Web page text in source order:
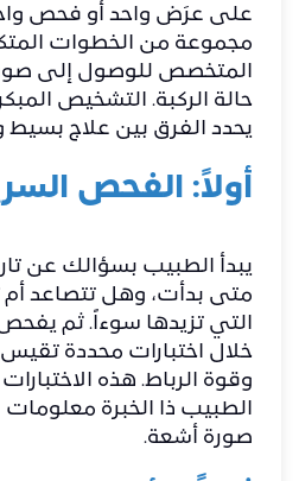
على عرَض واحد أو فحص
مجموعة من الخطوات
المتخصص للوصول إلى
حالة الركبة. التشخيص
يحدد الفرق بين علاج
أولاً: الفحص
يبدأ الطبيب بسؤالك عن
متى بدأت، وهل تتصاعد أم
التي تزيدها سوءاً. ثم يفحص
خلال اختبارات محددة
وقوة الرباط. هذه
الطبيب ذا الخبرة
صورة أشعة.